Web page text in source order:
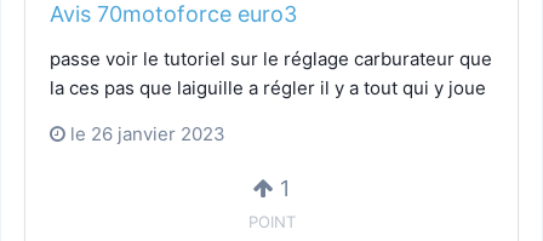
Avis 70motoforce euro3
passe voir le tutoriel sur le réglage carburateur que
la ces pas que laiguille a régler il y a tout qui y joue
le 26 janvier 2023
1
POINT